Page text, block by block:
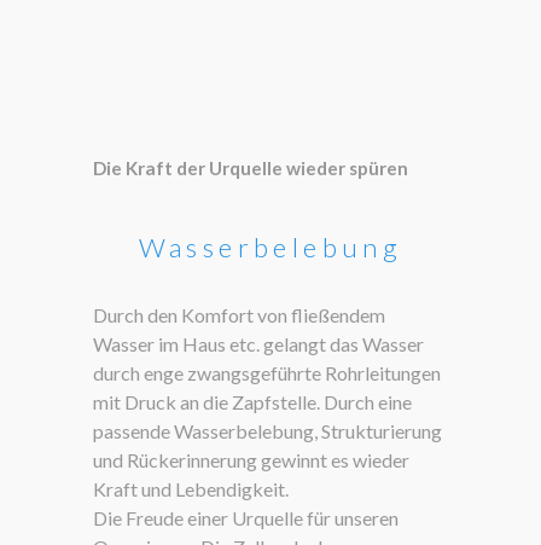
Die Kraft der Urquelle wieder spüren
Wasserbelebung
Durch den Komfort von fließendem
Wasser im Haus etc. gelangt das Wasser
durch enge zwangsgeführte Rohrleitungen
mit Druck an die Zapfstelle. Durch eine
passende Wasserbelebung, Strukturierung
und Rückerinnerung gewinnt es wieder
Kraft und Lebendigkeit.
Die Freude einer Urquelle für unseren